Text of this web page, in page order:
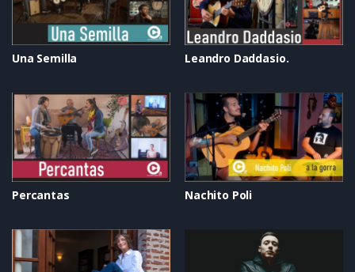
Una Semilla Leandro Daddasio.
Percantas Nachito Poli